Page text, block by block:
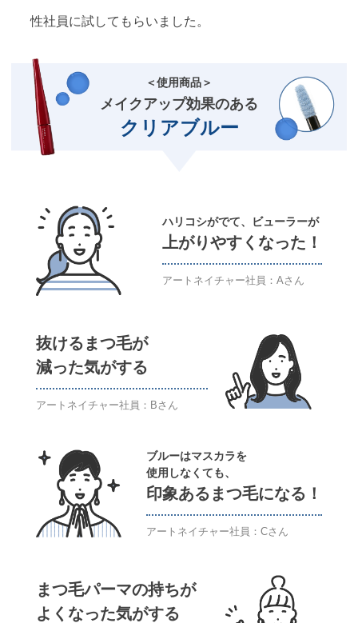
性社員に試してもらいました。
＜使用商品＞
メイクアップ効果のある
クリアブルー
ハリコシがでて、ビューラーが
上がりやすくなった！
アートネイチャー社員：Aさん
抜けるまつ毛が
減った気がする
アートネイチャー社員：Bさん
ブルーはマスカラを
使用しなくても、
印象あるまつ毛になる！
アートネイチャー社員：Cさん
まつ毛パーマの持ちが
よくなった気がする